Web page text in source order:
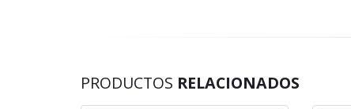
PRODUCTOS RELACIONADOS